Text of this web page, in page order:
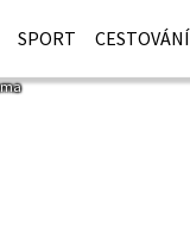
SPORT CESTOVÁNÍ